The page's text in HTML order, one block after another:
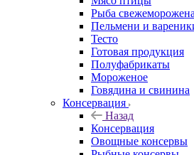
Рыба
Пельмени и
Тесто
Готовая продукция
Полуфабрикаты
Мороженое
Говядина и свинина
Консервация
Назад
Консервация
Овощные консервы